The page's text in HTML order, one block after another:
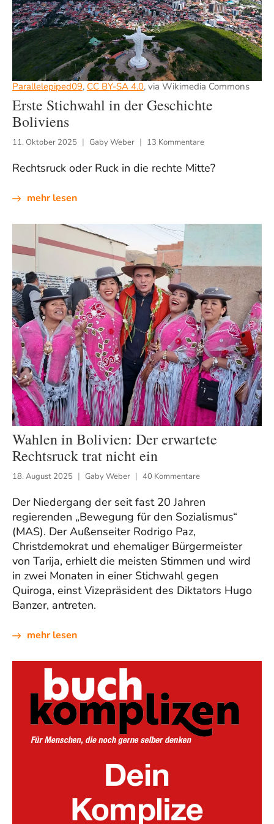
Parallelepiped09, CC BY-SA 4.0, via Wikimedia Commons
Erste Stichwahl in der Geschichte
Boliviens
11. Oktober 2025 Gaby Weber 13 Kommentare
Rechtsruck oder Ruck in die rechte Mitte?
mehr lesen
Wahlen in Bolivien: Der erwartete
Rechtsruck trat nicht ein
18. August 2025 Gaby Weber 40 Kommentare
Der Niedergang der seit fast 20 Jahren
regierenden „Bewegung für den Sozialismus“
(MAS). Der Außenseiter Rodrigo Paz,
Christdemokrat und ehemaliger Bürgermeister
von Tarija, erhielt die meisten Stimmen und wird
in zwei Monaten in einer Stichwahl gegen
Quiroga, einst Vizepräsident des Diktators Hugo
Banzer, antreten.
mehr lesen